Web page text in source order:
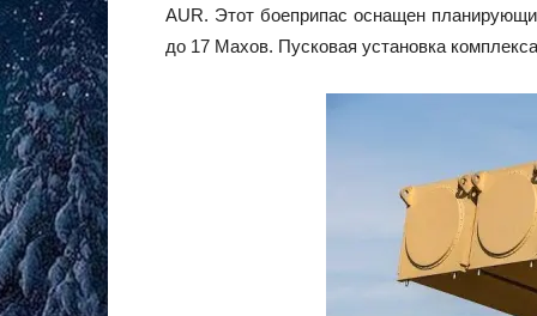
AUR. Этот боеприпас оснащен
до 17 Махов. Пусковая установка